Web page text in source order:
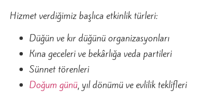
Hizmet verdiğimiz başlıca etkinlik türleri:
Düğün ve kır düğünü organizasyonları
Kına geceleri ve bekârlığa veda partileri
Sünnet törenleri
Doğum günü, yıl dönümü ve evlilik teklifleri